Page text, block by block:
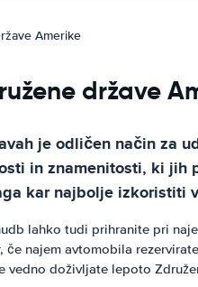
Amerike
države
je odličen način za
in znamenitosti, ki
kar najbolje izkoristiti
lahko tudi prihranite pri
najem avtomobila
vedno doživljate lepoto